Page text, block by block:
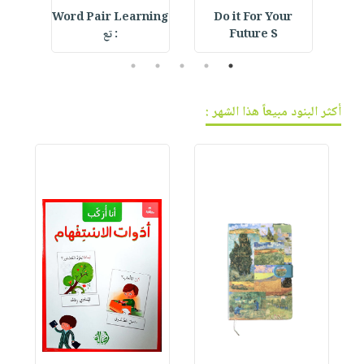
Do it For Your
Future S
Word Pair Learning
: تع
1
2
3
4
5
أكثر البنود مبيعاً هذا الشهر :